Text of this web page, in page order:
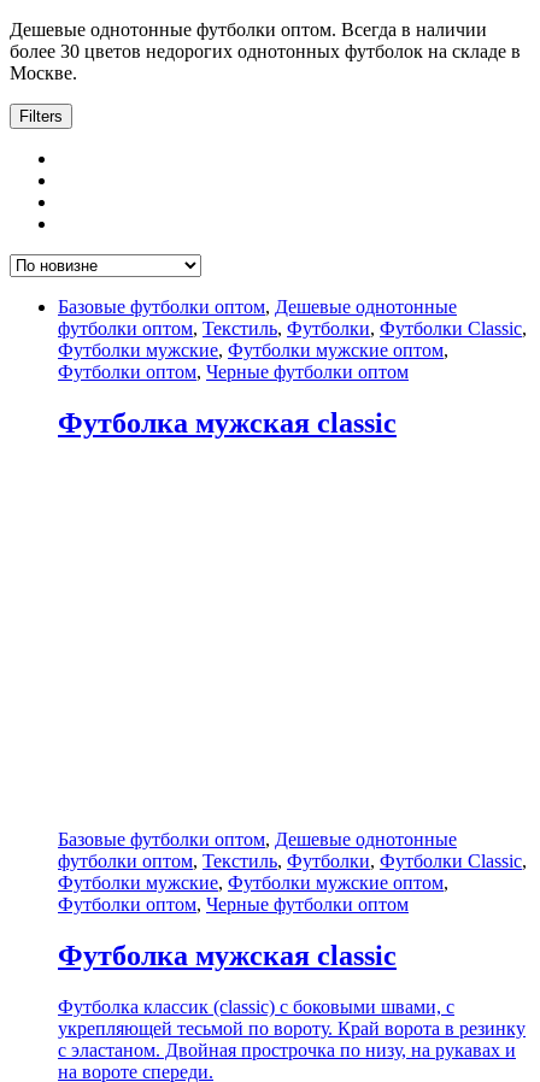
Дешевые однотонные футболки оптом. Всегда в наличии
более 30 цветов недорогих однотонных футболок на складе в
Москве.
Filters
Базовые футболки оптом, Дешевые однотонные
футболки оптом, Текстиль, Футболки, Футболки Classic,
Футболки мужские, Футболки мужские оптом,
Футболки оптом, Черные футболки оптом
Футболка мужская classic
Базовые футболки оптом, Дешевые однотонные
футболки оптом, Текстиль, Футболки, Футболки Classic,
Футболки мужские, Футболки мужские оптом,
Футболки оптом, Черные футболки оптом
Футболка мужская classic
Футболка классик (classic) с боковыми швами, с
укрепляющей тесьмой по вороту. Край ворота в резинку
с эластаном. Двойная прострочка по низу, на рукавах и
на вороте спереди.